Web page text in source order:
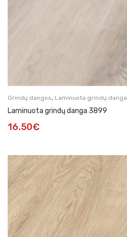
Grindų dangos, Laminuota grindų danga
Laminuota grindų danga 3899
16.50€